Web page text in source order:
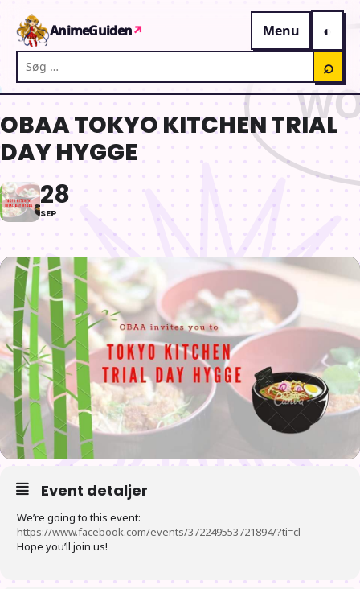
AnimeGuiden↗
Menu
Søg på AnimeGuiden
⌕
OBAA TOKYO KITCHEN TRIAL
DAY HYGGE
28
SEP
Event detaljer
We’re going to this event:
https://www.facebook.com/events/372249553721894/?ti=cl
Hope you’ll join us!